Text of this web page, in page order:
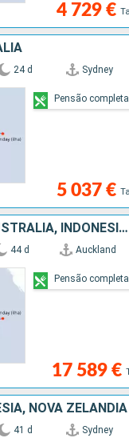
4 729 €
24 d Sydney
5 037 €
Pensão completa
NOVA ZELANDIA, AUSTRALIA, INDONÉSIA, VIETNAM, CAMBOJA, TAILÂNDIA, SINGAPURA
44 d Auckland
17 589 €
Pensão completa
NOVA ZELANDIA
41 d Sydney